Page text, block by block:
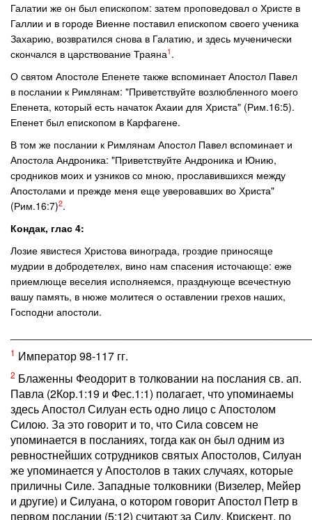
Галатии же он был епископом: затем проповедовал о Христе в
Галлии и в городе Виенне поставил епископом своего ученика
Захарию, возвратился снова в Галатию, и здесь мученически
скончался в царствование Траяна1 .
О святом Апостоле Епенете также вспоминает Апостол Павел
в послании к Римлянам: "Приветствуйте возлюбленного моего
Епенета, который есть начаток Ахаии для Христа" (Рим.16:5).
Епенет был епископом в Карфагене.
В том же послании к Римлянам Апостол Павел вспоминает и
Апостола Андроника: "Приветствуйте Андроника и Юнию,
сродников моих и узников со мною, прославившихся между
Апостолами и прежде меня еще уверовавших во Христа"
(Рим.16:7)2.
Кондак, глас 4:
Лозие явистеся Христова винограда, гроздие приносяще
мудрии в добродетелех, вино нам спасения источающе: еже
приемлюще веселия исполняемся, празднующе всечестную
вашу память, в нюже молитеся о оставлении грехов наших,
Господни апостоли.
1 Император 98-117 гг.
2 Блаженны Феодорит в толковании на послания св. ап.
Павла (2Кор.1:19 и Фес.1:1) полагает, что упоминаемы
здесь Апостол Силуан есть одно лицо с Апостолом
Силою. За это говорит и то, что Сила совсем не
упоминается в посланиях, тогда как он был одним из
ревностнейших сотрудников святых Апостолов, Силуан
же упоминается у Апостолов в таких случаях, которые
приличны Силе. Западные толковники (Визелер, Мейер
и другие) и Силуана, о котором говорит Апостол Петр в
первом послании (5:12) считают за Силу. Крискент, по